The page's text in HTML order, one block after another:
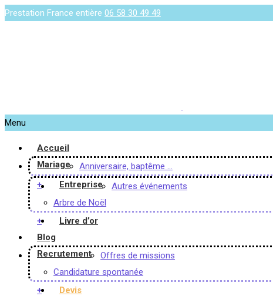
Prestation France entière 06 58 30 49 49
Menu
Accueil
Mariage
Anniversaire, baptême …
+
Entreprise
Autres événements
Arbre de Noël
+
Livre d’or
Blog
Recrutement
Offres de missions
Candidature spontanée
+
Devis